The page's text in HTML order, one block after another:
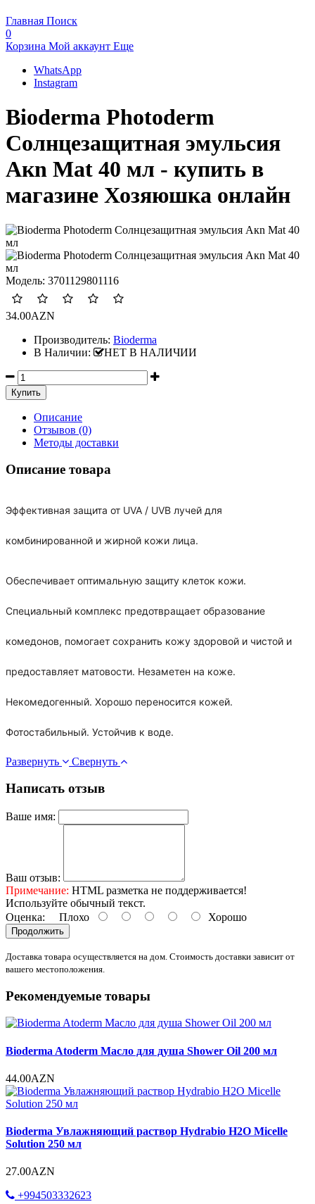
Главная Поиск
0
Корзина Мой аккаунт Еще
WhatsApp
Instagram
Bioderma Photoderm
Солнцезащитная эмульсия
Акn Mat 40 мл - купить в
магазине Хозяюшка онлайн
Модель: 3701129801116
34.00AZN
Производитель: Bioderma
В Наличии:
НЕТ В НАЛИЧИИ
Описание
Отзывов (0)
Методы доставки
Описание товара
Эффективная защита от UVA / UVB лучей для
комбинированной и жирной кожи лица.
Обеспечивает оптимальную защиту клеток кожи.
Специальный комплекс предотвращает образование
комедонов, помогает сохранить кожу здоровой и чистой и
предоставляет матовости. Незаметен на коже.
Некомедогенный. Хорошо переносится кожей.
Фотостабильный. Устойчив к воде.
Развернуть Свернуть
Написать отзыв
Ваше имя:
Ваш отзыв:
Примечание: HTML разметка не поддерживается!
Используйте обычный текст.
Оценка: Плохо Хорошо
Продолжить
Доставка товара осуществляется на дом. Стоимость доставки зависит от
вашего местоположения.
Рекомендуемые товары
Bioderma Atoderm Масло для душа Shower Oil 200 мл
44.00AZN
Bioderma Увлажняющий раствор Hydrabio H2O Micelle
Solution 250 мл
27.00AZN
+994503332623